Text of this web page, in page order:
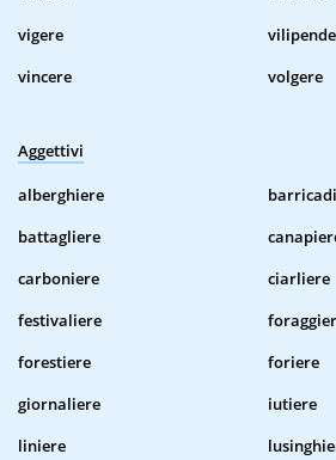
vigere
vincere
volgere
Aggettivi
alberghiere
battagliere
carboniere
ciarliere
festivaliere
forestiere
foriere
giornaliere
iutiere
liniere